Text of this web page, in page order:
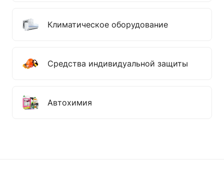
Климатическое оборудование
Средства индивидуальной защиты
Автохимия